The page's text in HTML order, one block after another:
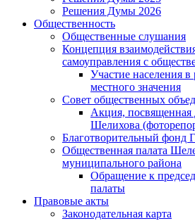
Решения Думы 2026
Общественность
Общественные слушания
Концепция
самоуправления с
Участие населения
местного значения
Совет общественных
Акция,
Шелихова
Благотворительный фонд
Общественная палата
муниципального района
Обращение к
палаты
Правовые акты
Законодательная карта